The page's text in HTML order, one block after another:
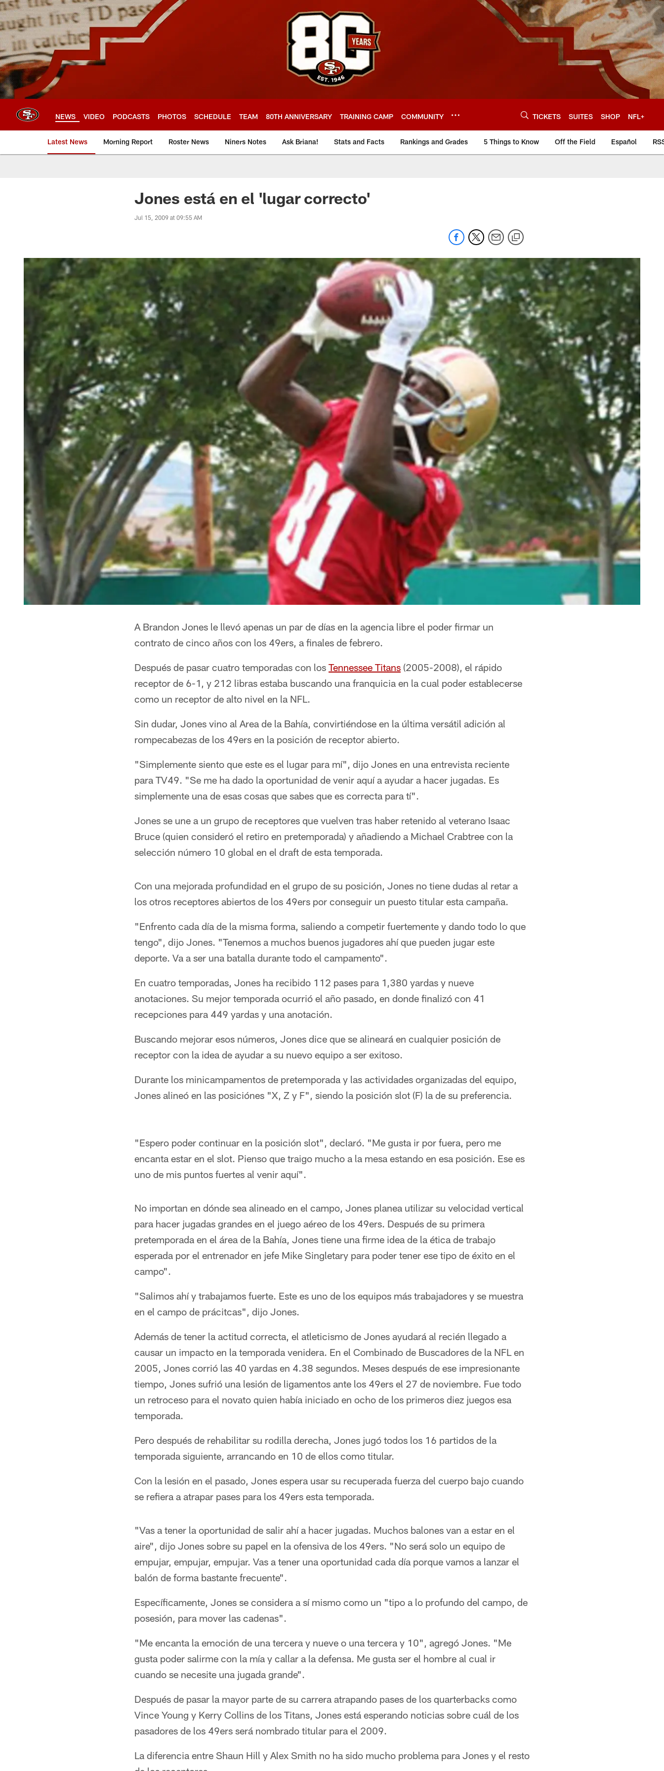
Skip
to
main
content
NEWS VIDEO PODCASTS PHOTOS SCHEDULE TEAM 80TH ANNIVERSARY TRAINING CAMP COMMUNITY TICKETS SUITES SHOP NFL+
Latest News Morning Report Roster News Niners Notes Ask Briana! Stats and Facts Rankings and Grades 5 Things to Know Off the Field Español
Jones está en el 'lugar correcto'
Jul 15, 2009 at 09:55 AM
A Brandon Jones le llevó apenas un par de días en la agencia libre el poder firmar un
contrato de cinco años con los 49ers, a finales de febrero.
Después de pasar cuatro temporadas con los Tennessee Titans (2005-2008), el rápido
receptor de 6-1, y 212 libras estaba buscando una franquicia en la cual poder establecerse
como un receptor de alto nivel en la NFL.
Sin dudar, Jones vino al Area de la Bahía, convirtiéndose en la última versátil adición al
rompecabezas de los 49ers en la posición de receptor abierto.
"Simplemente siento que este es el lugar para mí", dijo Jones en una entrevista reciente
para TV49. "Se me ha dado la oportunidad de venir aquí a ayudar a hacer jugadas. Es
simplemente una de esas cosas que sabes que es correcta para tí".
Jones se une a un grupo de receptores que vuelven tras haber retenido al veterano Isaac
Bruce (quien consideró el retiro en pretemporada) y añadiendo a Michael Crabtree con la
selección número 10 global en el draft de esta temporada.
Con una mejorada profundidad en el grupo de su posición, Jones no tiene dudas al retar a
los otros receptores abiertos de los 49ers por conseguir un puesto titular esta campaña.
"Enfrento cada día de la misma forma, saliendo a competir fuertemente y dando todo lo que
tengo", dijo Jones. "Tenemos a muchos buenos jugadores ahí que pueden jugar este
deporte. Va a ser una batalla durante todo el campamento".
En cuatro temporadas, Jones ha recibido 112 pases para 1,380 yardas y nueve
anotaciones. Su mejor temporada ocurrió el año pasado, en donde finalizó con 41
recepciones para 449 yardas y una anotación.
Buscando mejorar esos números, Jones dice que se alineará en cualquier posición de
receptor con la idea de ayudar a su nuevo equipo a ser exitoso.
Durante los minicampamentos de pretemporada y las actividades organizadas del equipo,
Jones alineó en las posiciónes "X, Z y F", siendo la posición slot (F) la de su preferencia.
"Espero poder continuar en la posición slot", declaró. "Me gusta ir por fuera, pero me
encanta estar en el slot. Pienso que traigo mucho a la mesa estando en esa posición. Ese es
uno de mis puntos fuertes al venir aquí".
No importan en dónde sea alineado en el campo, Jones planea utilizar su velocidad vertical
para hacer jugadas grandes en el juego aéreo de los 49ers. Después de su primera
pretemporada en el área de la Bahía, Jones tiene una firme idea de la ética de trabajo
esperada por el entrenador en jefe Mike Singletary para poder tener ese tipo de éxito en el
campo".
"Salimos ahí y trabajamos fuerte. Este es uno de los equipos más trabajadores y se muestra
en el campo de prácitcas", dijo Jones.
Además de tener la actitud correcta, el atleticismo de Jones ayudará al recién llegado a
causar un impacto en la temporada venidera. En el Combinado de Buscadores de la NFL en
2005, Jones corrió las 40 yardas en 4.38 segundos. Meses después de ese impresionante
tiempo, Jones sufrió una lesión de ligamentos ante los 49ers el 27 de noviembre. Fue todo
un retroceso para el novato quien había iniciado en ocho de los primeros diez juegos esa
temporada.
Pero después de rehabilitar su rodilla derecha, Jones jugó todos los 16 partidos de la
temporada siguiente, arrancando en 10 de ellos como titular.
Con la lesión en el pasado, Jones espera usar su recuperada fuerza del cuerpo bajo cuando
se refiera a atrapar pases para los 49ers esta temporada.
"Vas a tener la oportunidad de salir ahí a hacer jugadas. Muchos balones van a estar en el
aire", dijo Jones sobre su papel en la ofensiva de los 49ers. "No será solo un equipo de
empujar, empujar, empujar. Vas a tener una oportunidad cada día porque vamos a lanzar el
balón de forma bastante frecuente".
Específicamente, Jones se considera a sí mismo como un "tipo a lo profundo del campo, de
posesión, para mover las cadenas".
"Me encanta la emoción de una tercera y nueve o una tercera y 10", agregó Jones. "Me
gusta poder salirme con la mía y callar a la defensa. Me gusta ser el hombre al cual ir
cuando se necesite una jugada grande".
Después de pasar la mayor parte de su carrera atrapando pases de los quarterbacks como
Vince Young y Kerry Collins de los Titans, Jones está esperando noticias sobre cuál de los
pasadores de los 49ers será nombrado titular para el 2009.
La diferencia entre Shaun Hill y Alex Smith no ha sido mucho problema para Jones y el resto